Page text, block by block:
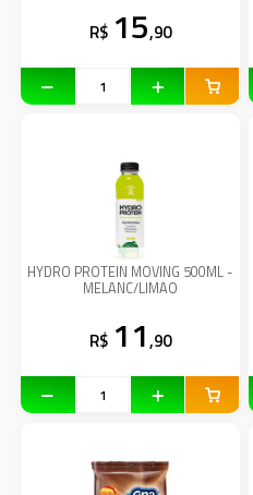
R$ 15,90
HYDRO PROTEIN MOVING 500ML -
MELANC/LIMAO
R$ 11,90